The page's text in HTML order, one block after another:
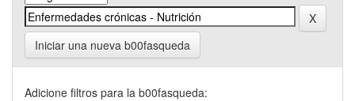
Iniciar una nueva b00fasqueda
Adicione filtros para la b00fasqueda: